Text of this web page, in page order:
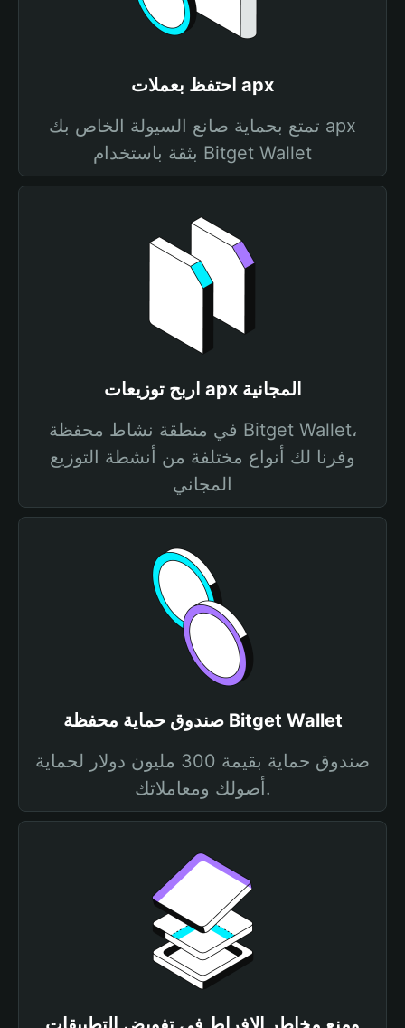
احتفظ بعملات apx
تمتع بحماية صانع السيولة الخاص بك apx
بثقة باستخدام Bitget Wallet
اربح توزيعات apx المجانية
في منطقة نشاط محفظة Bitget Wallet،
وفرنا لك أنواع مختلفة من أنشطة التوزيع
المجاني
صندوق حماية محفظة Bitget Wallet
صندوق حماية بقيمة 300 مليون دولار لحماية
أصولك ومعاملاتك.